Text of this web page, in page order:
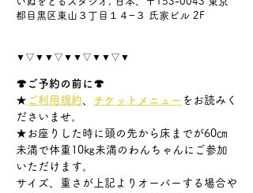
都目黒区東山３丁目１４−３ 氏家ビル 2F
▼▽▼▼▽▼▼▽▼▼▽▼
🍄ご予約の前に🍄
★ ご利用規約 チケットメニュー をお読みく
ださいませ。
★お座りした時に頭の先から床までが60㎝
未満で体重10㎏未満のわんちゃんにご参加
いただけます。
サイズ、重さが上記よりオーバーする場合や